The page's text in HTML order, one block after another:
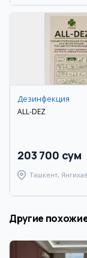
Дезинфекция
ALL-DEZ
203 700 сум
Ташкент,
Другие